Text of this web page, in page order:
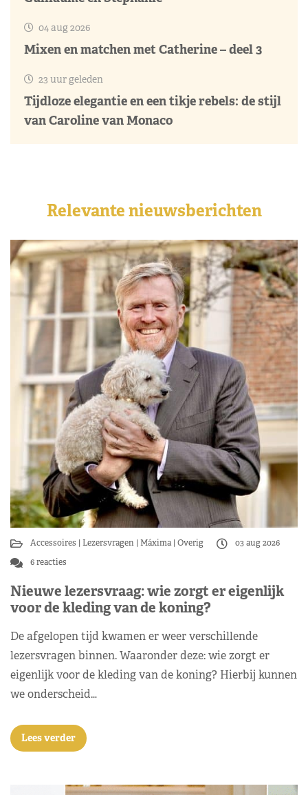
04 aug 2026
Mixen en matchen met Catherine – deel 3
23 uur geleden
Tijdloze elegantie en een tikje rebels: de stijl
van Caroline van Monaco
Relevante nieuwsberichten
Accessoires Lezersvragen Máxima Overig
03 aug 2026
6 reacties
Nieuwe lezersvraag: wie zorgt er eigenlijk
voor de kleding van de koning?
De afgelopen tijd kwamen er weer verschillende
lezersvragen binnen. Waaronder deze: wie zorgt er
eigenlijk voor de kleding van de koning? Hierbij kunnen
we onderscheid…
Lees verder